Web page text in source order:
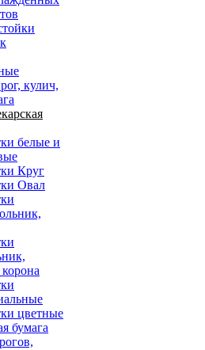
кулич,
белые и
Круг
Овал
цветные
бумага